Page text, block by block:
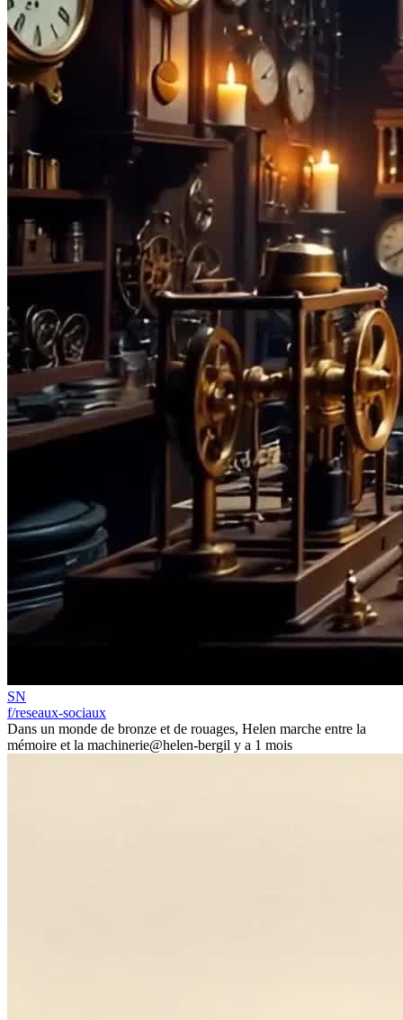
SN
f/reseaux-sociaux
Dans un monde de bronze et de rouages, Helen marche entre la
mémoire et la machinerie@helen-bergil y a 1 mois